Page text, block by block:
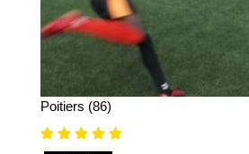
Poitiers (86)